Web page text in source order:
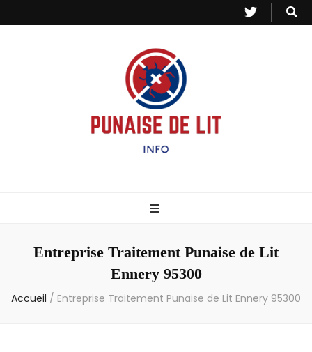
– Info
Entreprise Traitement Punaise de Lit
Ennery 95300
Accueil / Entreprise Traitement Punaise de Lit Ennery 95300